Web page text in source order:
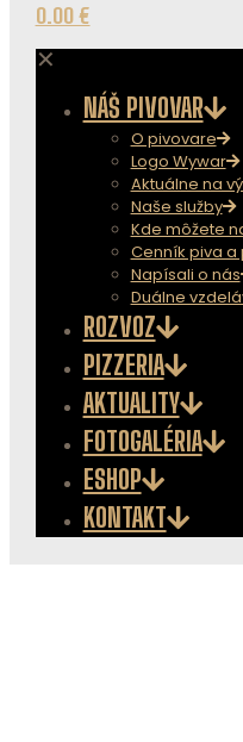
0.00 €
✕
NÁŠ PIVOVAR
O pivovare
Logo Wywar
Aktuálne na
Naše služby
Kde môžete
Cenník piva
Napísali o nás
Duálne
ROZVOZ
PIZZERIA
AKTUALITY
FOTOGALÉRIA
ESHOP
KONTAKT